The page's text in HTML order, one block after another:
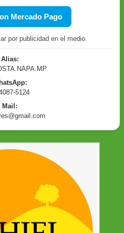
Mercado Pago
por publicidad en el medio.
Alias:
5124
Mail: